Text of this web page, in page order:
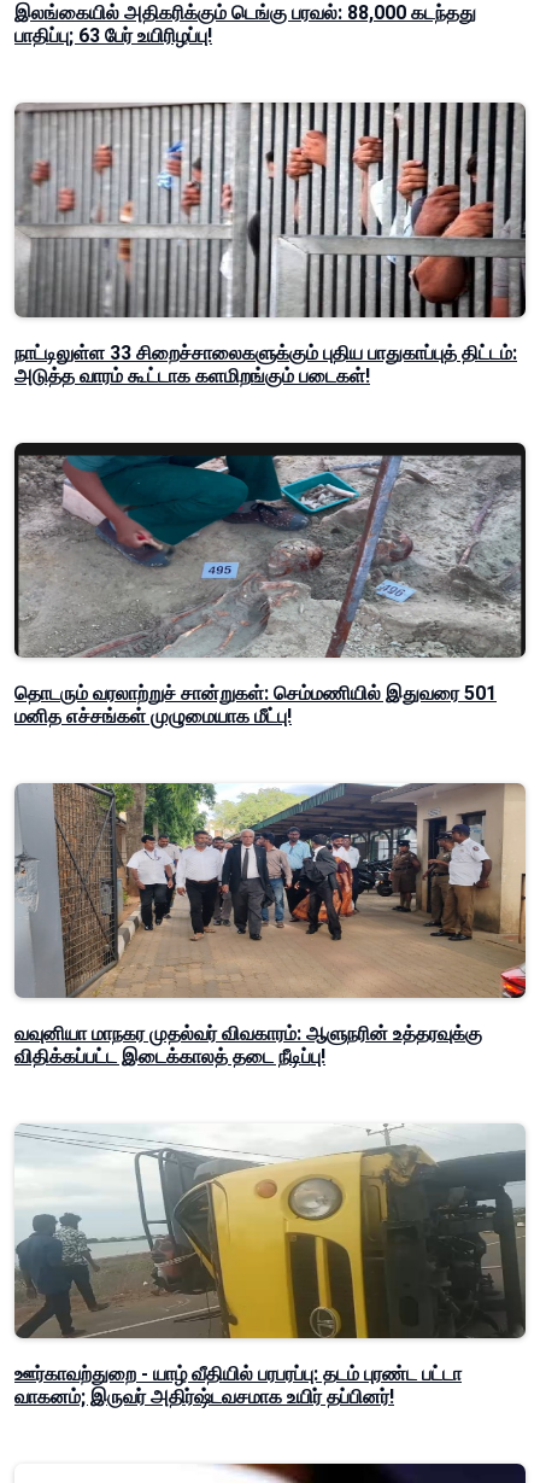
இலங்கையில் அதிகரிக்கும் டெங்கு பரவல்: 88,000 கடந்தது
பாதிப்பு; 63 பேர் உயிரிழப்பு!
நாட்டிலுள்ள 33 சிறைச்சாலைகளுக்கும் புதிய பாதுகாப்புத் திட்டம்:
அடுத்த வாரம் கூட்டாக களமிறங்கும் படைகள்!
தொடரும் வரலாற்றுச் சான்றுகள்: செம்மணியில் இதுவரை 501
மனித எச்சங்கள் முழுமையாக மீட்பு!
வவுனியா மாநகர முதல்வர் விவகாரம்: ஆளுநரின் உத்தரவுக்கு
விதிக்கப்பட்ட இடைக்காலத் தடை நீடிப்பு!
ஊர்காவற்துறை - யாழ் வீதியில் பரபரப்பு: தடம் புரண்ட பட்டா
வாகனம்; இருவர் அதிர்ஷ்டவசமாக உயிர் தப்பினர்!